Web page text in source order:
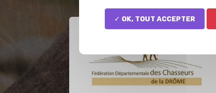
✓ OK, tout accepter